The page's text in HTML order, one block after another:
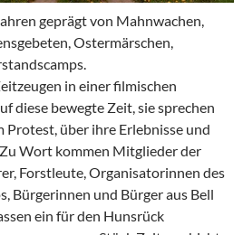
geprägt von Mahnwachen,
Ostermärschen,
in einer filmischen
diese bewegte Zeit, sie sprechen
über ihre Erlebnisse und
Wort kommen Mitglieder der
Forstleute, Organisatorinnen des
Bürgerinnen und Bürger aus Bell
ein für den Hunsrück